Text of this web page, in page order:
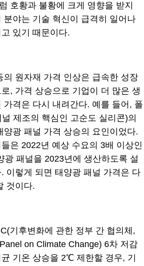
호황과 불황에 크게 영향을 받지
분야는 기술 혁신이 급격히 일어나
있기 때문이다.
의 원자재 가격 인상은 급속한 성장
, 가격 상승으로 기업이 더 많은 생
가격은 다시 내려간다. 예를 들어, 폴
제조의 핵심인 고순도 실리콘)의
양광 패널 가격 상승의 요인이었다.
은 2022년 예상 수요의 3배 이상인
광 패널을 2023년에 생산하도록 설
이렇게 되면 태양광 패널 가격은 다
것이다.
기후변화에 관한 정부 간 협의체,
on Climate Change) 6차 저감
기온 상승을 2℃ 제한할 경우, 기